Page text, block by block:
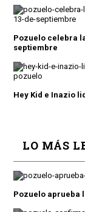
Pozuelo celebra
septiembre
Hey Kid e Inazio
LO MÁS
Pozuelo aprueba